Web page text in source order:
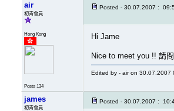
air
初青會員
Hong Kong
Posts 134
Posted - 30.07.2007 :
Hi Jame
Nice to meet you !! 請
Edited by - air on 30.07.2007
james
初青會員
Posted - 30.07.2007 :